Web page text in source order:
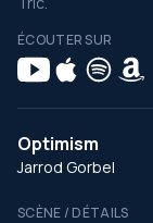
ÉCOUTER SUR
Optimism
Jarrod Gorbel
SCÈNE / DÉTAILS